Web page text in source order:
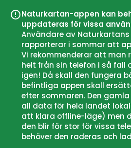
Naturkartan-appen kan
uppdateras för vissa
Användare av
rapporterar i sommar att
Vi rekommenderar att man
helt från sin telefon i så fall
igen! Då skall den fungera
befintliga appen skall
efter sommaren. Den
all data för hela landet
att klara offline-läge) men
den blir för stor för vissa
behöver den raderas och